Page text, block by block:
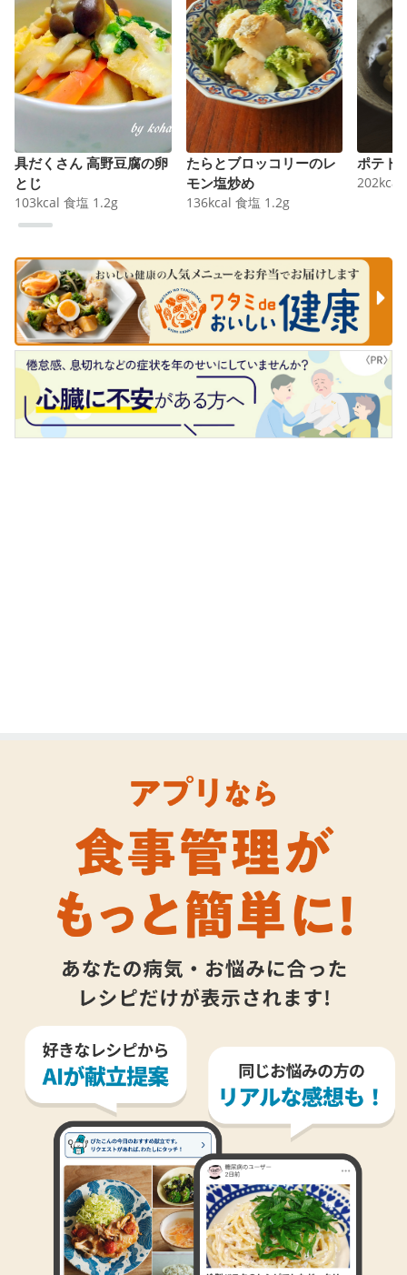
具だくさん 高野豆腐の卵
とじ
103kcal 食塩 1.2g
たらとブロッコリーのレ
モン塩炒め
136kcal 食塩 1.2g
ポテト
202kcal